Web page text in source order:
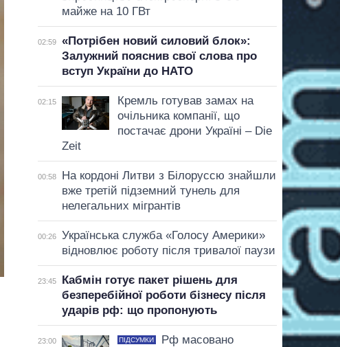
майже на 10 ГВт
02:59
«Потрібен новий силовий блок»:
Залужний пояснив свої слова про
вступ України до НАТО
02:15
Кремль готував замах на
очільника компанії, що
постачає дрони Україні – Die
Zeit
00:58
На кордоні Литви з Білоруссю знайшли
вже третій підземний тунель для
нелегальних мігрантів
00:26
Українська служба «Голосу Америки»
відновлює роботу після тривалої паузи
23:45
Кабмін готує пакет рішень для
безперебійної роботи бізнесу після
ударів рф: що пропонують
23:00 ПІДСУМКИ
Рф масовано